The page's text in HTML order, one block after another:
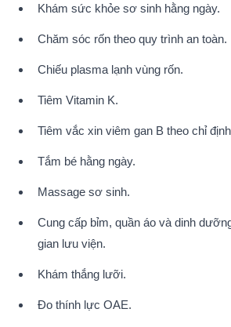
Khám sức khỏe sơ sinh hằng ngày.
Chăm sóc rốn theo quy trình an toàn.
Chiếu plasma lạnh vùng rốn.
Tiêm Vitamin K.
Tiêm vắc xin viêm gan B theo chỉ
Tắm bé hằng ngày.
Massage sơ sinh.
Cung cấp bỉm, quần áo và dinh
gian lưu viện.
Khám thắng lưỡi.
Đo thính lực OAE.